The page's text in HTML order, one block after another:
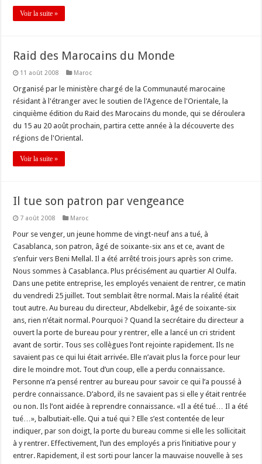
Voir la suite »
Raid des Marocains du Monde
11 août 2008 Maroc
Organisé par le ministère chargé de la Communauté marocaine
résidant à l'étranger avec le soutien de l'Agence de l'Orientale, la
cinquième édition du Raid des Marocains du monde, qui se déroulera
du 15 au 20 août prochain, partira cette année à la découverte des
régions de l'Oriental.
Voir la suite »
Il tue son patron par vengeance
7 août 2008 Maroc
Pour se venger, un jeune homme de vingt-neuf ans a tué, à
Casablanca, son patron, âgé de soixante-six ans et ce, avant de
s’enfuir vers Beni Mellal. Il a été arrêté trois jours après son crime.
Nous sommes à Casablanca. Plus précisément au quartier Al Oulfa.
Dans une petite entreprise, les employés venaient de rentrer, ce matin
du vendredi 25 juillet. Tout semblait être normal. Mais la réalité était
tout autre. Au bureau du directeur, Abdelkebir, âgé de soixante-six
ans, rien n’était normal. Pourquoi ? Quand la secrétaire du directeur a
ouvert la porte de bureau pour y rentrer, elle a lancé un cri strident
avant de sortir. Tous ses collègues l’ont rejointe rapidement. Ils ne
savaient pas ce qui lui était arrivée. Elle n’avait plus la force pour leur
dire le moindre mot. Tout d’un coup, elle a perdu connaissance.
Personne n’a pensé rentrer au bureau pour savoir ce qui l’a poussé à
perdre connaissance. D’abord, ils ne savaient pas si elle y était rentrée
ou non. Ils l’ont aidée à reprendre connaissance. «Il a été tué… Il a été
tué…», balbutiait-elle. Qui a tué qui ? Elle s’est contentée de leur
indiquer, par son doigt, la porte du bureau comme si elle les sollicitait
à y rentrer. Effectivement, l’un des employés a pris l’initiative pour y
entrer. Rapidement, il est sorti pour lancer la mauvaise nouvelle à ses